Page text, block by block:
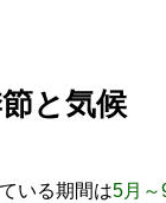
と気候
いる期間は5月～